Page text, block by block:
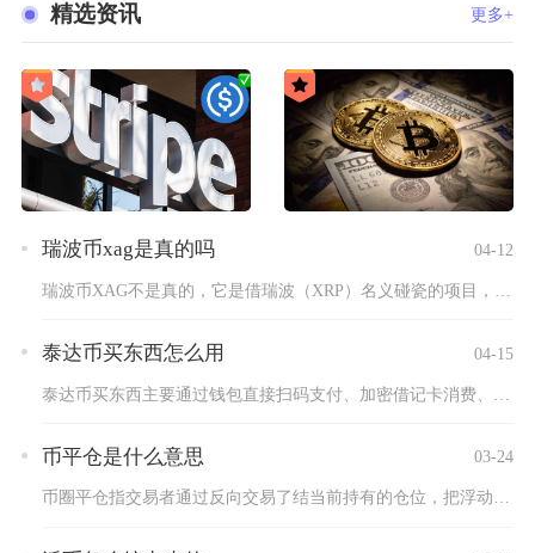
精选资讯 更多+
瑞波币xag是真的吗 04-12
泰达币买东西怎么用 04-15
币平仓是什么意思 03-24
币圈平仓指交易者通过反向交易了结当前持有的仓位，把浮动盈亏转...